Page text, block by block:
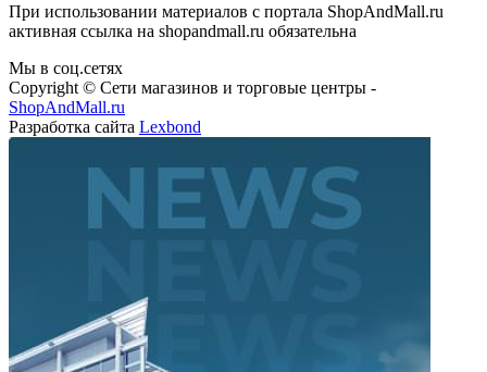
При использовании материалов с портала ShopAndMall.ru
активная ссылка на shopandmall.ru обязательна
Мы в соц.сетях
Copyright © Сети магазинов и торговые центры -
ShopAndMall.ru
Разработка сайта Lexbond